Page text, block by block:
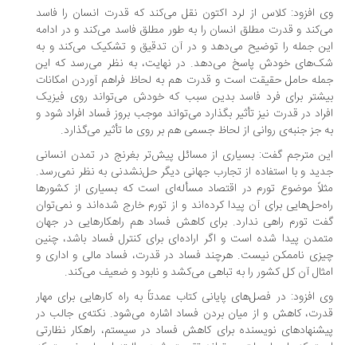
افزود: کلاس از لرد اکتون نقل می‌کند که قدرت انسان را فاسد
و قدرت مطلق انسان را به طور مطلق فاسد می‌کند و در ادامه
جمله را توضیح می‌دهد و در آن تدقیق و تشکیک می‌کند و به
خودش پاسخ می‌دهد. در نهایت، به نظر می‌رسد که این
حامل حقیقت است و قدرت هم به لحاظ فراهم آوردن امکانات
برای فرد فاسد بدین سبب که خودش می‌تواند روی فیزیک
در قدرت نیز تأثیر بگذارد می‌تواند موجب بروز فساد افراد شود و
جز جنبه‌ی روانی از لحاظ جسمی هم بر روی ما تأثیر می‌گذارد.
مترجم گفت: بسیاری از مسائل پیش‌تر بغرنج در تمدن انسانی
و با استفاده از تجارب جهانی دیگر حل‌نشدنی به نظر نمی‌رسد.
موضوع تورم در اقتصاد مسأله‌ای است که بسیاری از کشورها
برای آن پیدا کرده‌اند و از تورم خارج شده‌اند و نمی‌توان
تورم راهی ندارد. برای کاهش فساد هم راهکارهایی در جهان
پیدا شده است و اگر اراده‌ای برای کنترل فساد باشد، چنین
ناممکن نیست. هرچند فساد در قدرت، فساد مالی و اداری و
آن کل کشور را به تباهی می‌کشد و نابود و ضعیف می‌کند.
افزود: در فصل‌های پایانی کتاب عمدتاً به راه کارهایی برای مهار
کاهش و از میان بردن فساد اشاره می‌شود. نکته‌ی جالب در
نویسنده برای کاهش فساد در سیستم، راهکار نظارتی